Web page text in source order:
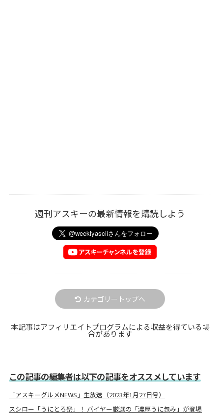
週刊アスキーの最新情報を購読しよう
カテゴリートップへ
本記事はアフィリエイトプログラムによる収益を得ている場
合があります
この記事の編集者は以下の記事をオススメしています
「アスキーグルメNEWS」生放送（2023年1月27日号）
スシロー「うにとろ祭」！ バイヤー厳選の「濃厚うに包み」が登場